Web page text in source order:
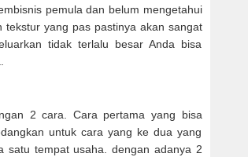
pemula dan belum mengetahui
yang pas pastinya akan sangat
tidak terlalu besar Anda bisa
2 cara. Cara pertama yang bisa
untuk cara yang ke dua yang
satu tempat usaha. dengan adanya 2